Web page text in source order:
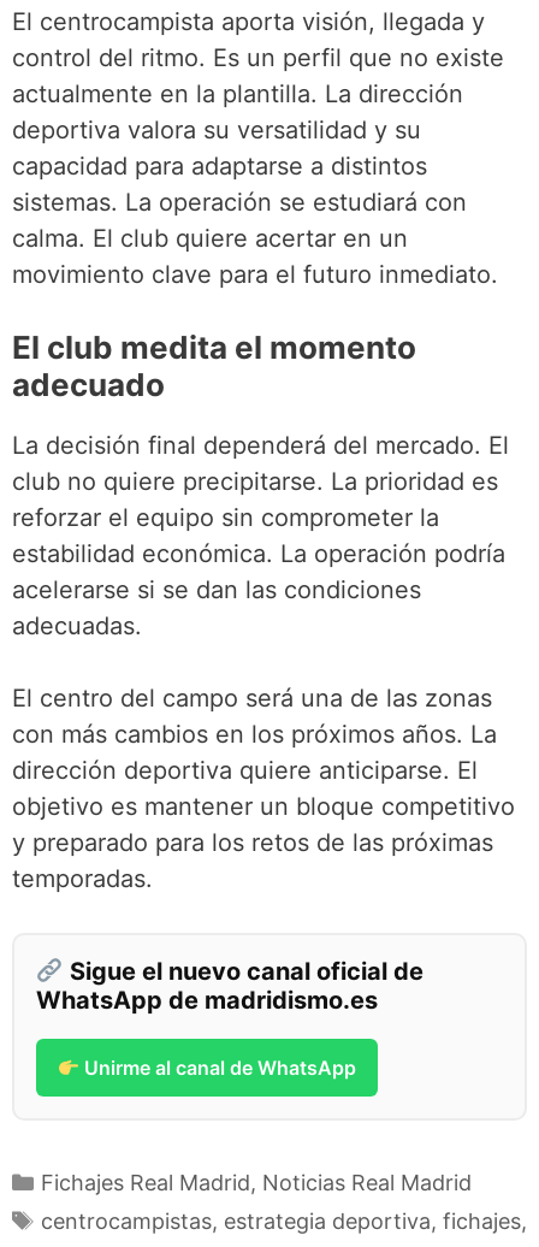
El centrocampista aporta visión, llegada y
control del ritmo. Es un perfil que no existe
actualmente en la plantilla. La dirección
deportiva valora su versatilidad y su
capacidad para adaptarse a distintos
sistemas. La operación se estudiará con
calma. El club quiere acertar en un
movimiento clave para el futuro inmediato.
El club medita el momento
adecuado
La decisión final dependerá del mercado. El
club no quiere precipitarse. La prioridad es
reforzar el equipo sin comprometer la
estabilidad económica. La operación podría
acelerarse si se dan las condiciones
adecuadas.
El centro del campo será una de las zonas
con más cambios en los próximos años. La
dirección deportiva quiere anticiparse. El
objetivo es mantener un bloque competitivo
y preparado para los retos de las próximas
temporadas.
Sigue el nuevo canal oficial de
WhatsApp de madridismo.es
Unirme al canal de WhatsApp
Categorías
Fichajes Real Madrid, Noticias Real Madrid
Etiquetas
centrocampistas, estrategia deportiva, fichajes,